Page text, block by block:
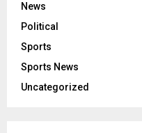
News
Political
Sports
Sports News
Uncategorized